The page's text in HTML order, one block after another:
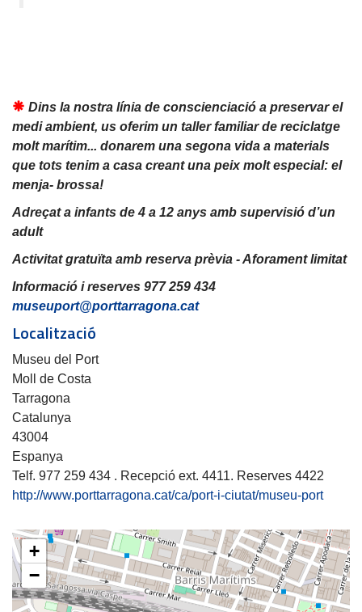
Dins la nostra línia de conscienciació a preservar el
medi ambient, us oferim un taller familiar de reciclatge
molt marítim... donarem una segona vida a materials
que tots tenim a casa creant una peix molt especial: el
menja- brossa!
Adreçat a infants de 4 a 12 anys amb supervisió d’un
adult
Activitat gratuïta amb reserva prèvia - Aforament limitat
Informació i reserves 977 259 434
museuport@porttarragona.cat
Localització
Museu del Port
Moll de Costa
Tarragona
Catalunya
43004
Espanya
Telf. 977 259 434 . Recepció ext. 4411. Reserves 4422
http://www.porttarragona.cat/ca/port-i-ciutat/museu-port
+
−